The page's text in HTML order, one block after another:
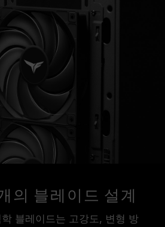
의 블레이드 설계
블레이드는 고강도, 변형 방